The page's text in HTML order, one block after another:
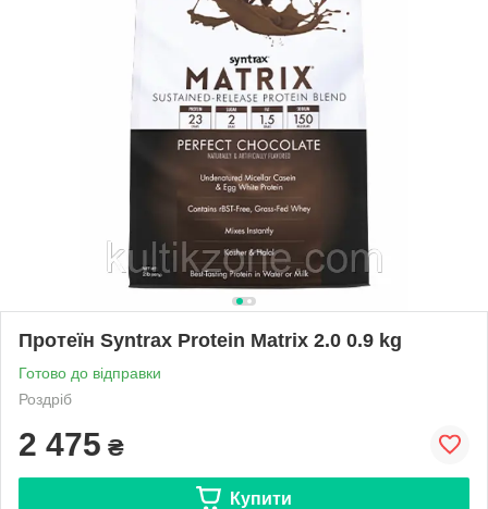
Протеїн Syntrax Protein Matrix 2.0 0.9 kg
Готово до відправки
Роздріб
2 475 ₴
Купити